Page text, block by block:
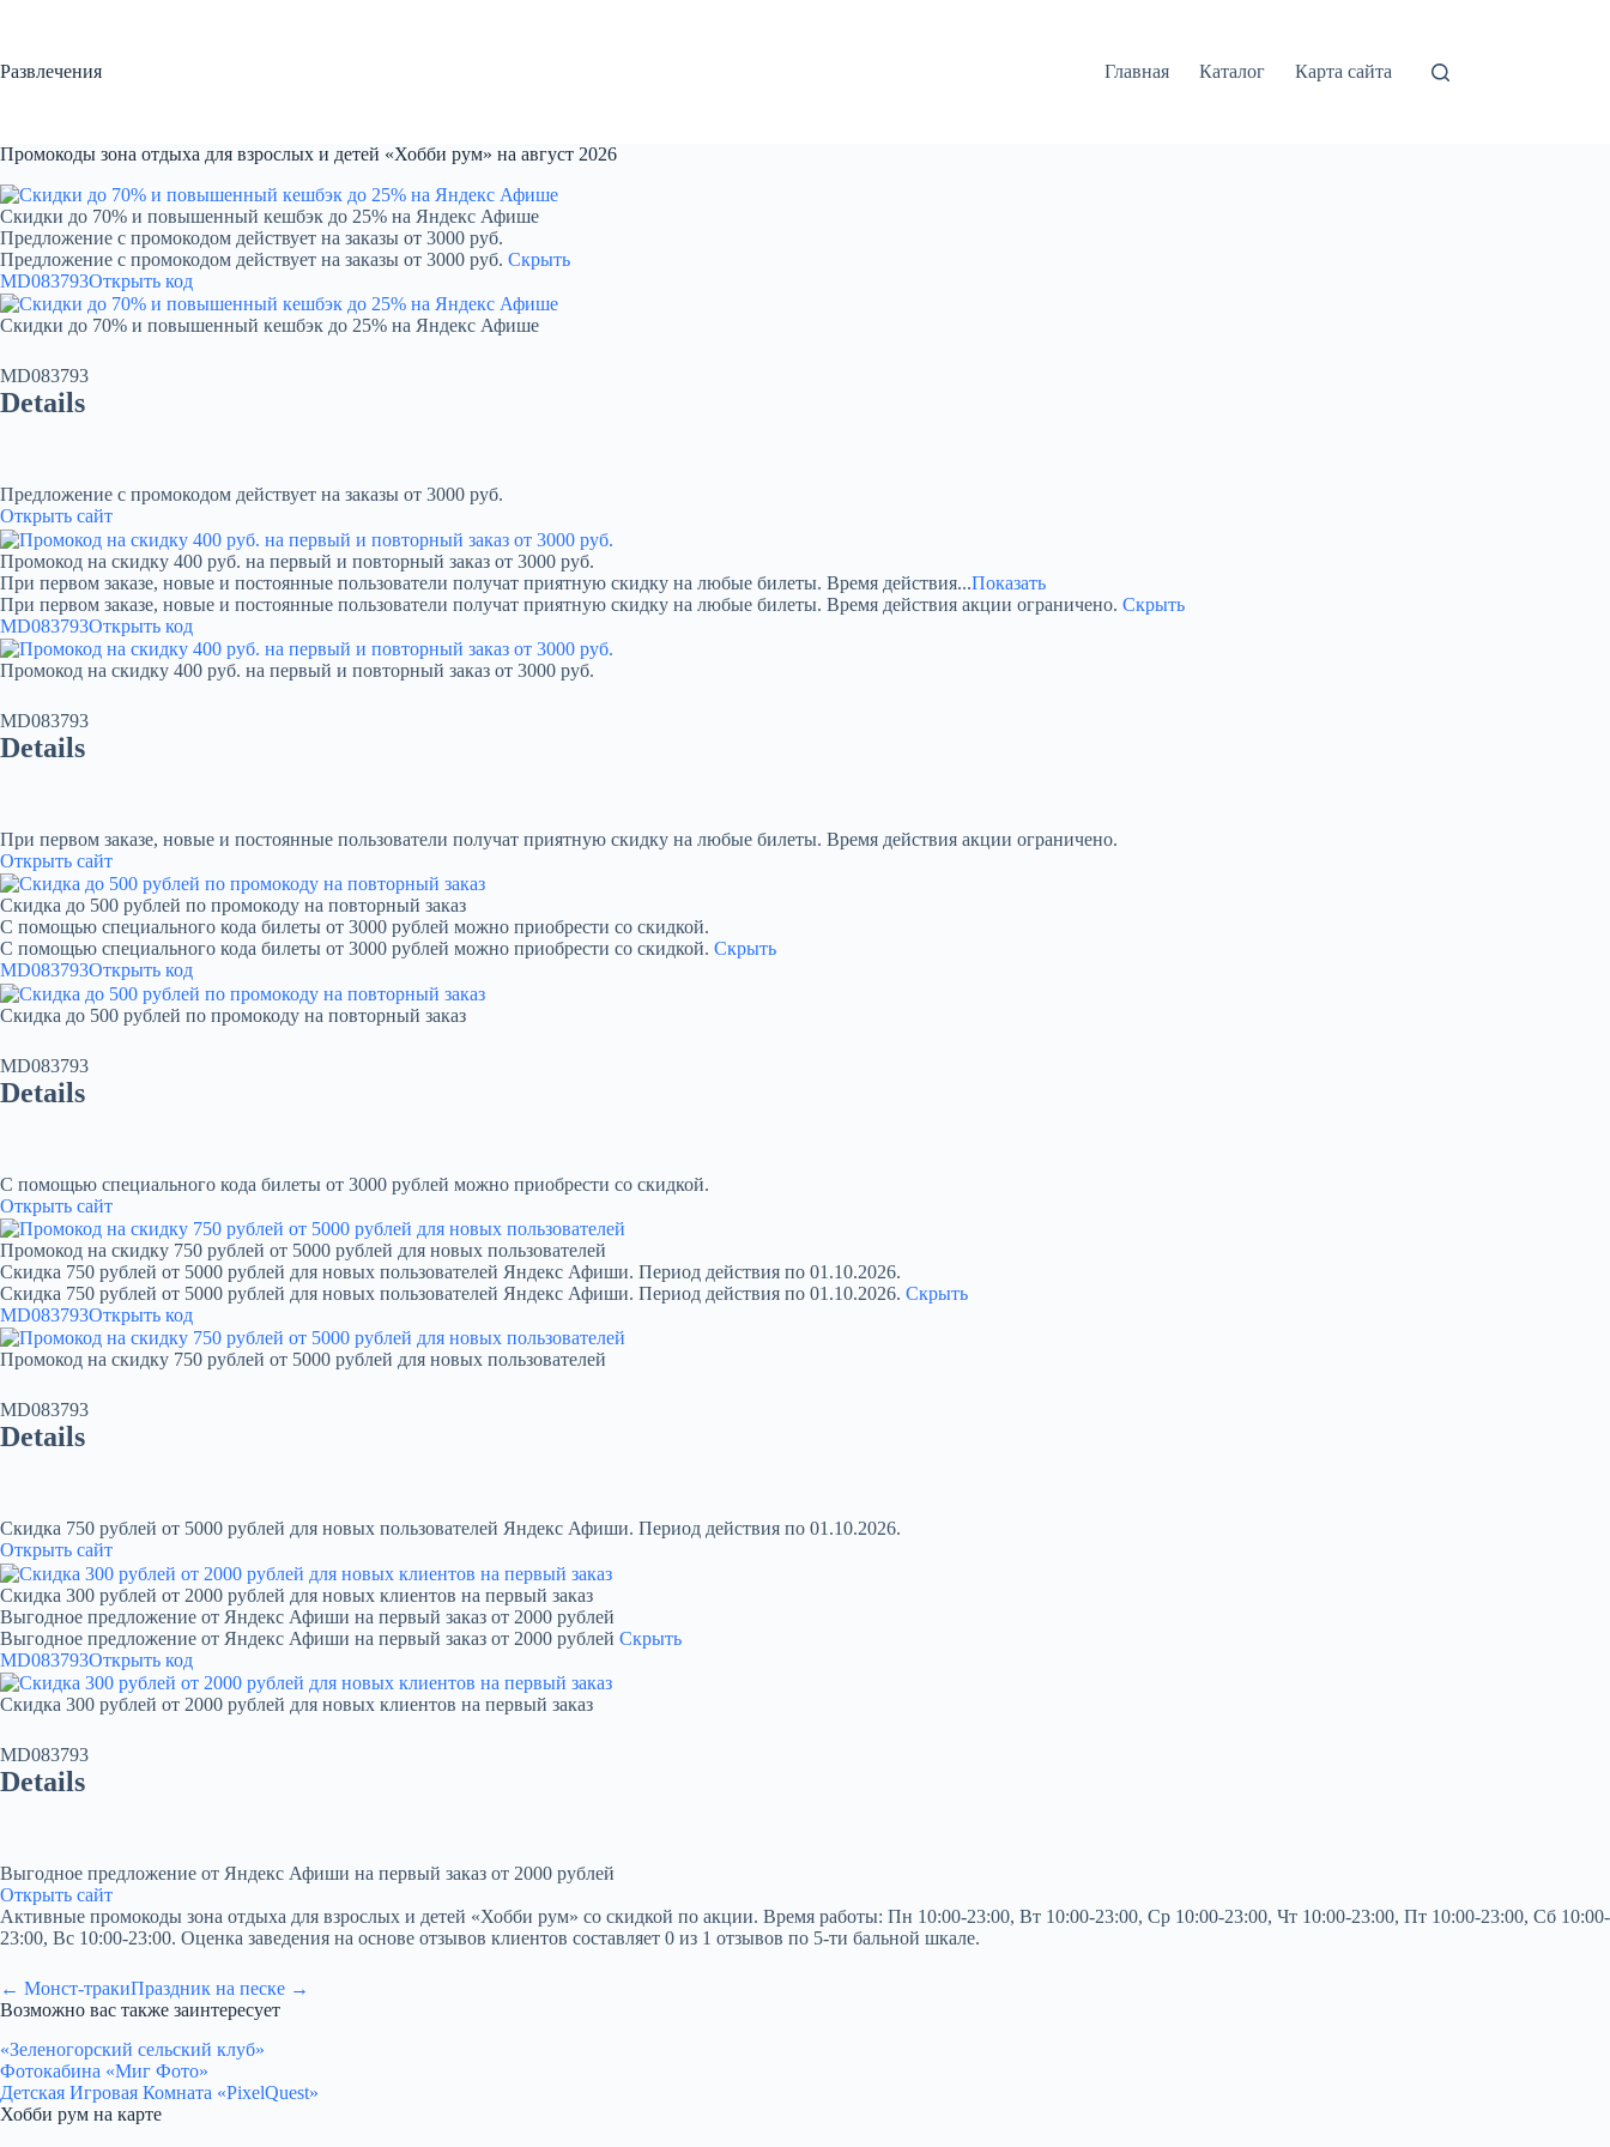
Развлечения
Главная Каталог Карта сайта
Промокоды зона отдыха для взрослых и детей «Хобби рум» на август 2026
Скидки до 70% и повышенный кешбэк до 25% на Яндекс Афише
Предложение с промокодом действует на заказы от 3000 руб.
Предложение с промокодом действует на заказы от 3000 руб. Скрыть
MD083793Открыть код
Скидки до 70% и повышенный кешбэк до 25% на Яндекс Афише
MD083793
Details
Предложение с промокодом действует на заказы от 3000 руб.
Открыть сайт
Промокод на скидку 400 руб. на первый и повторный заказ от 3000 руб.
При первом заказе, новые и постоянные пользователи получат приятную скидку на любые билеты. Время действия...Показать
При первом заказе, новые и постоянные пользователи получат приятную скидку на любые билеты. Время действия акции ограничено. Скрыть
MD083793Открыть код
Промокод на скидку 400 руб. на первый и повторный заказ от 3000 руб.
MD083793
Details
При первом заказе, новые и постоянные пользователи получат приятную скидку на любые билеты. Время действия акции ограничено.
Открыть сайт
Скидка до 500 рублей по промокоду на повторный заказ
С помощью специального кода билеты от 3000 рублей можно приобрести со скидкой.
С помощью специального кода билеты от 3000 рублей можно приобрести со скидкой. Скрыть
MD083793Открыть код
Скидка до 500 рублей по промокоду на повторный заказ
MD083793
Details
С помощью специального кода билеты от 3000 рублей можно приобрести со скидкой.
Открыть сайт
Промокод на скидку 750 рублей от 5000 рублей для новых пользователей
Скидка 750 рублей от 5000 рублей для новых пользователей Яндекс Афиши. Период действия по 01.10.2026.
Скидка 750 рублей от 5000 рублей для новых пользователей Яндекс Афиши. Период действия по 01.10.2026. Скрыть
MD083793Открыть код
Промокод на скидку 750 рублей от 5000 рублей для новых пользователей
MD083793
Details
Скидка 750 рублей от 5000 рублей для новых пользователей Яндекс Афиши. Период действия по 01.10.2026.
Открыть сайт
Скидка 300 рублей от 2000 рублей для новых клиентов на первый заказ
Выгодное предложение от Яндекс Афиши на первый заказ от 2000 рублей
Выгодное предложение от Яндекс Афиши на первый заказ от 2000 рублей Скрыть
MD083793Открыть код
Скидка 300 рублей от 2000 рублей для новых клиентов на первый заказ
MD083793
Details
Выгодное предложение от Яндекс Афиши на первый заказ от 2000 рублей
Открыть сайт
Активные промокоды зона отдыха для взрослых и детей «Хобби рум» со скидкой по акции. Время работы: Пн 10:00-23:00, Вт 10:00-23:00, Ср 10:00-23:00, Чт 10:00-23:00, Пт 10:00-23:00, Сб 10:00-
23:00, Вс 10:00-23:00. Оценка заведения на основе отзывов клиентов составляет 0 из 1 отзывов по 5-ти бальной шкале.
← Монст-тракиПраздник на песке →
Возможно вас также заинтересует
«Зеленогорский сельский клуб»
Фотокабина «Миг Фото»
Детская Игровая Комната «PixelQuest»
Хобби рум на карте